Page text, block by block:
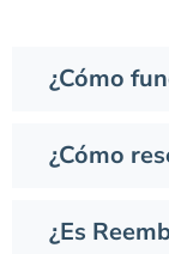
¿Cómo
¿Cómo
¿Es